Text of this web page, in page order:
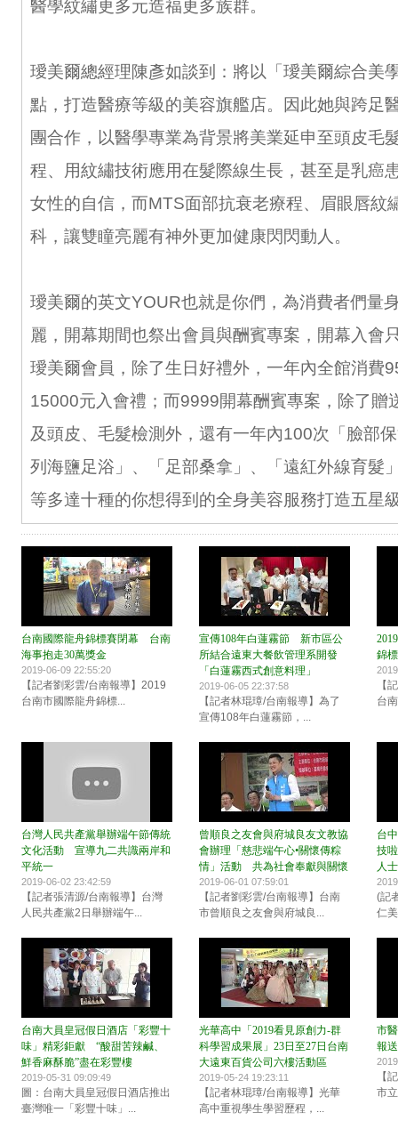
醫學紋繡更多元造福更多族群。
璦美爾總經理陳彥如談到：將以「璦美爾綜合美
點，打造醫療等級的美容旗艦店。因此她與跨足
團合作，以醫學專業為背景將美業延申至頭皮毛
程、用紋繡技術應用在髮際線生長，甚至是乳癌
女性的自信，而MTS面部抗衰老療程、眉眼唇紋
科，讓雙瞳亮麗有神外更加健康閃閃動人。
璦美爾的英文YOUR也就是你們，為消費者們量
麗，開幕期間也祭出會員與酬賓專案，開幕入會
璦美爾會員，除了生日好禮外，一年內全館消費
15000元入會禮；而9999開幕酬賓專案，除了贈
及頭皮、毛髮檢測外，還有一年內100次「臉部
列海鹽足浴」、「足部桑拿」、「遠紅外線育髮
等多達十種的你想得到的全身美容服務打造五星
台南國際龍舟錦標賽閉幕 台南
海事抱走30萬獎金
2019-06-09 22:55:20
【記者劉彩雲/台南報導】2019
台南市國際龍舟錦標...
宣傳108年白蓮霧節 新市區公
所結合遠東大餐飲管理系開發
「白蓮霧西式創意料理」
2019-06-05 22:37:58
【記者林琨璋/台南報導】為了
宣傳108年白蓮霧節，...
錦
【
台
台灣人民共產黨舉辦端午節傳統
文化活動 宣導九二共識兩岸和
平統一
2019-06-02 23:42:59
【記者張清源/台南報導】台灣
人民共產黨2日舉辦端午...
曾順良之友會與府城良友文教協
會辦理「慈悲端午心•關懷傳粽
情」活動 共為社會奉獻與關懷
2019-06-01 07:59:01
【記者劉彩雲/台南報導】台南
市曾順良之友會與府城良...
台
技
人
(記
仁
台南大員皇冠假日酒店「彩豐十
味」精彩鉅獻 “酸甜苦辣鹹、
鮮香麻酥脆”盡在彩豐樓
2019-05-31 09:09:49
圖：台南大員皇冠假日酒店推出
臺灣唯一「彩豐十味」...
光華高中「2019看見原創力-群
科學習成果展」23日至27日台南
大遠東百貨公司六樓活動區
2019-05-24 19:23:11
【記者林琨璋/台南報導】光華
高中重視學生學習歷程，...
市
報
【
市